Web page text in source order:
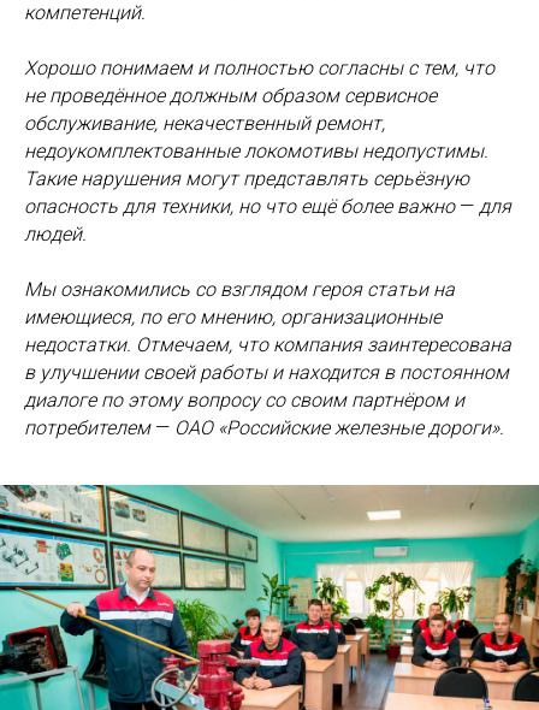
компетенций.
Хорошо понимаем и полностью согласны с тем, что
не проведённое должным образом сервисное
обслуживание, некачественный ремонт,
недоукомплектованные локомотивы недопустимы.
Такие нарушения могут представлять серьёзную
опасность для техники, но что ещё более важно — для
людей.
Мы ознакомились со взглядом героя статьи на
имеющиеся, по его мнению, организационные
недостатки. Отмечаем, что компания заинтересована
в улучшении своей работы и находится в постоянном
диалоге по этому вопросу со своим партнёром и
потребителем — ОАО «Российские железные дороги».